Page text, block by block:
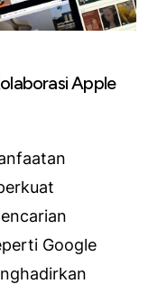
Apple
Google